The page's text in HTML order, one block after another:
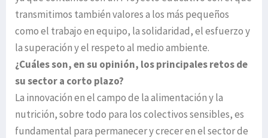
transmitimos también valores a los más pequeños
como el trabajo en equipo, la solidaridad, el esfuerzo y
la superación y el respeto al medio ambiente.
¿Cuáles son, en su opinión, los principales retos de
su sector a corto plazo?
La innovación en el campo de la alimentación y la
nutrición, sobre todo para los colectivos sensibles, es
fundamental para permanecer y crecer en el sector de